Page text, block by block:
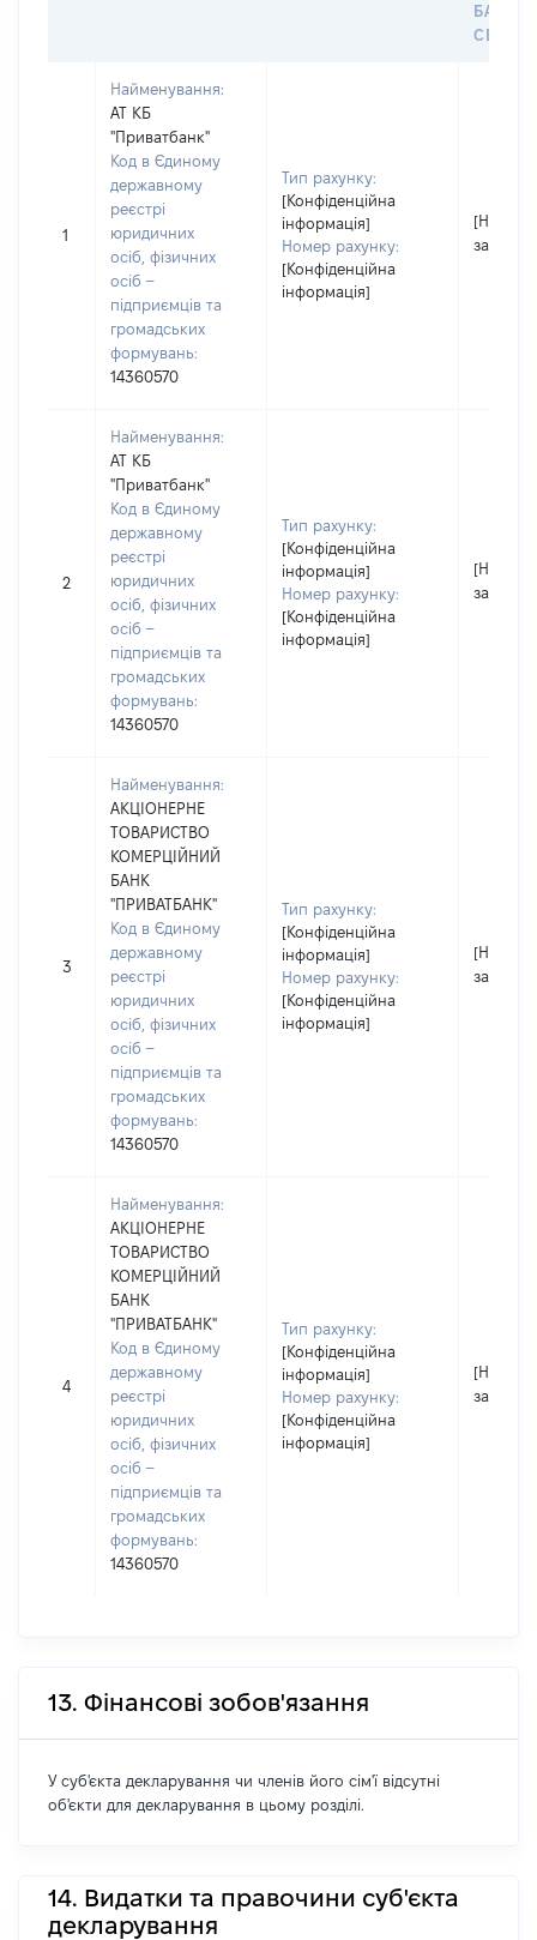
СЕЙФУ
1
Найменування:
АТ КБ
"Приватбанк"
Код в Єдиному
державному
реєстрі
юридичних
осіб, фізичних
осіб –
підприємців та
громадських
формувань:
14360570
Тип рахунку:
[Конфіденційна
інформація]
Номер рахунку:
[Конфіденційна
інформація]
[Не
2
Найменування:
АТ КБ
"Приватбанк"
Код в Єдиному
державному
реєстрі
юридичних
осіб, фізичних
осіб –
підприємців та
громадських
формувань:
14360570
Тип рахунку:
[Конфіденційна
інформація]
Номер рахунку:
[Конфіденційна
інформація]
[Не
3
Найменування:
АКЦІОНЕРНЕ
ТОВАРИСТВО
КОМЕРЦІЙНИЙ
БАНК
"ПРИВАТБАНК"
Код в Єдиному
державному
реєстрі
юридичних
осіб, фізичних
осіб –
підприємців та
громадських
формувань:
14360570
Тип рахунку:
[Конфіденційна
інформація]
Номер рахунку:
[Конфіденційна
інформація]
[Не
4
Найменування:
АКЦІОНЕРНЕ
ТОВАРИСТВО
КОМЕРЦІЙНИЙ
БАНК
"ПРИВАТБАНК"
Код в Єдиному
державному
реєстрі
юридичних
осіб, фізичних
осіб –
підприємців та
громадських
формувань:
14360570
Тип рахунку:
[Конфіденційна
інформація]
Номер рахунку:
[Конфіденційна
інформація]
[Не
13. Фінансові зобов'язання
У суб'єкта декларування чи членів його сім'ї відсутні
об'єкти для декларування в цьому розділі.
14. Видатки та правочини суб'єкта
декларування